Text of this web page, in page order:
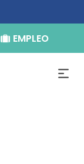
EMPLEO